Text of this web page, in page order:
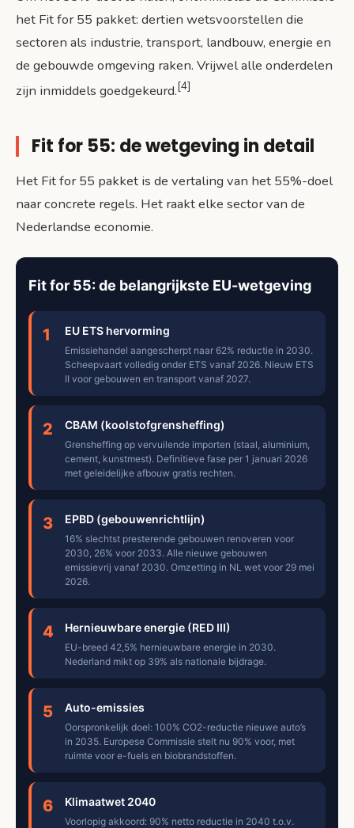
het Fit for 55 pakket: dertien wetsvoorstellen die
sectoren als industrie, transport, landbouw, energie en
de gebouwde omgeving raken. Vrijwel alle onderdelen
zijn inmiddels goedgekeurd.[4]
Fit for 55: de wetgeving in detail
Het Fit for 55 pakket is de vertaling van het 55%-doel
naar concrete regels. Het raakt elke sector van de
Nederlandse economie.
Fit for 55: de belangrijkste EU-wetgeving
1 EU ETS hervorming
Emissiehandel aangescherpt naar 62% reductie in 2030.
Scheepvaart volledig onder ETS vanaf 2026. Nieuw ETS
II voor gebouwen en transport vanaf 2027.
2 CBAM (koolstofgrensheffing)
Grensheffing op vervuilende importen (staal, aluminium,
cement, kunstmest). Definitieve fase per 1 januari 2026
met geleidelijke afbouw gratis rechten.
3 EPBD (gebouwenrichtlijn)
16% slechtst presterende gebouwen renoveren voor
2030, 26% voor 2033. Alle nieuwe gebouwen
emissievrij vanaf 2030. Omzetting in NL wet voor 29 mei
2026.
4 Hernieuwbare energie (RED III)
EU-breed 42,5% hernieuwbare energie in 2030.
Nederland mikt op 39% als nationale bijdrage.
5 Auto-emissies
Oorspronkelijk doel: 100% CO2-reductie nieuwe auto’s
in 2035. Europese Commissie stelt nu 90% voor, met
ruimte voor e-fuels en biobrandstoffen.
6 Klimaatwet 2040
Voorlopig akkoord: 90% netto reductie in 2040 t.o.v.